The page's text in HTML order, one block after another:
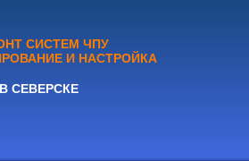
СИСТЕМ ЧПУ
И НАСТРОЙКА
В СЕВЕРСКЕ